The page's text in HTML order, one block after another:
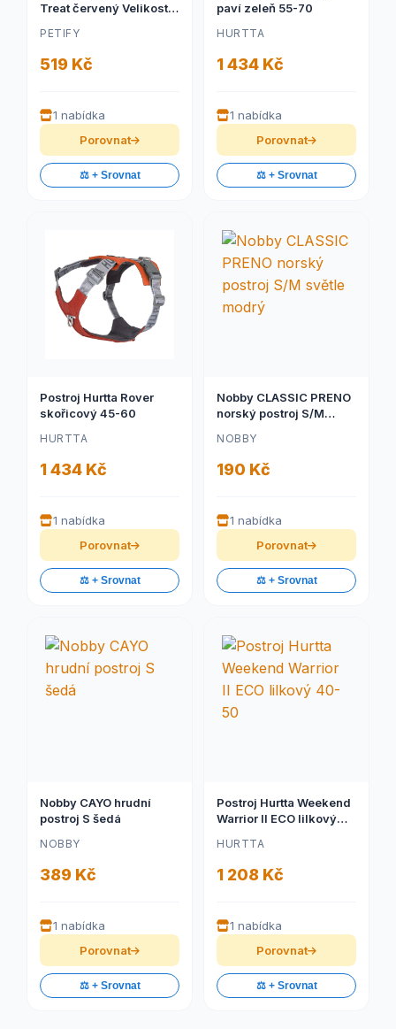
Treat červený Velikost:
PETIFY
519 Kč
1 nabídka
Porovnat
⚖️ + Srovnat
paví zeleň 55-70
HURTTA
1 434 Kč
1 nabídka
Porovnat
⚖️ + Srovnat
Postroj Hurtta Rover
skořicový 45-60
HURTTA
1 434 Kč
1 nabídka
Porovnat
⚖️ + Srovnat
Nobby CLASSIC PRENO
norský postroj S/M
NOBBY
190 Kč
1 nabídka
Porovnat
⚖️ + Srovnat
Nobby CAYO hrudní
postroj S šedá
NOBBY
389 Kč
1 nabídka
Porovnat
⚖️ + Srovnat
Postroj Hurtta Weekend
Warrior II ECO lilkový
HURTTA
1 208 Kč
1 nabídka
Porovnat
⚖️ + Srovnat